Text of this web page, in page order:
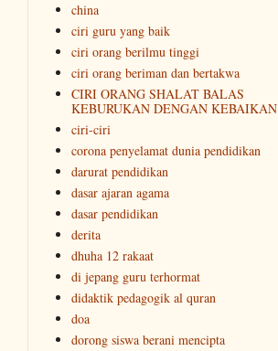
china
ciri guru yang baik
ciri orang berilmu tinggi
ciri orang beriman dan bertakwa
CIRI ORANG SHALAT BALAS
KEBURUKAN DENGAN KEBAIKAN
ciri-ciri
corona penyelamat dunia pendidikan
darurat pendidikan
dasar ajaran agama
dasar pendidikan
derita
dhuha 12 rakaat
di jepang guru terhormat
didaktik pedagogik al quran
doa
dorong siswa berani mencipta